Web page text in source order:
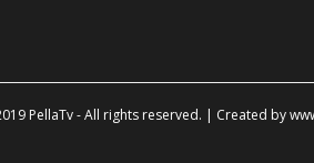
PellaTv - All rights reserved. | Created by